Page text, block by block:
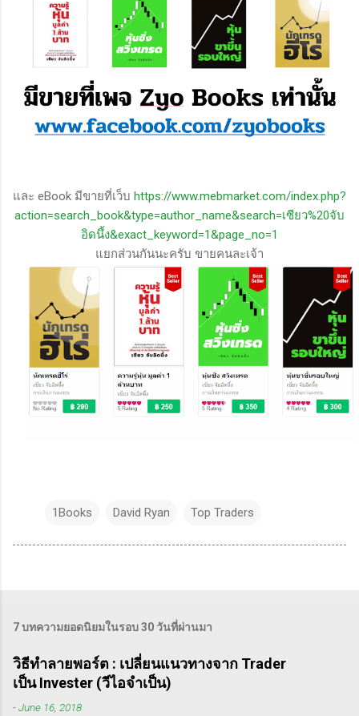
และ eBook มีขายที่เว็บ https://www.mebmarket.com/index.php?
action=search_book&type=author_name&search=เซียว%20จับ
อิดนึ้ง&exact_keyword=1&page_no=1
แยกส่วนกันนะครับ ขายคนละเจ้า
1Books David Ryan Top Traders
7 บทความยอดนิยมในรอบ 30 วันที่ผ่านมา
วิธีทำลายพอร์ต : เปลี่ยนแนวทางจาก Trader
เป็น Invester (วีไอจำเป็น)
-June 16, 2018